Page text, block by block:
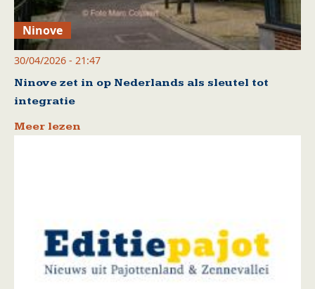
Ninove
30/04/2026 - 21:47
Ninove zet in op Nederlands als sleutel tot
integratie
Meer lezen